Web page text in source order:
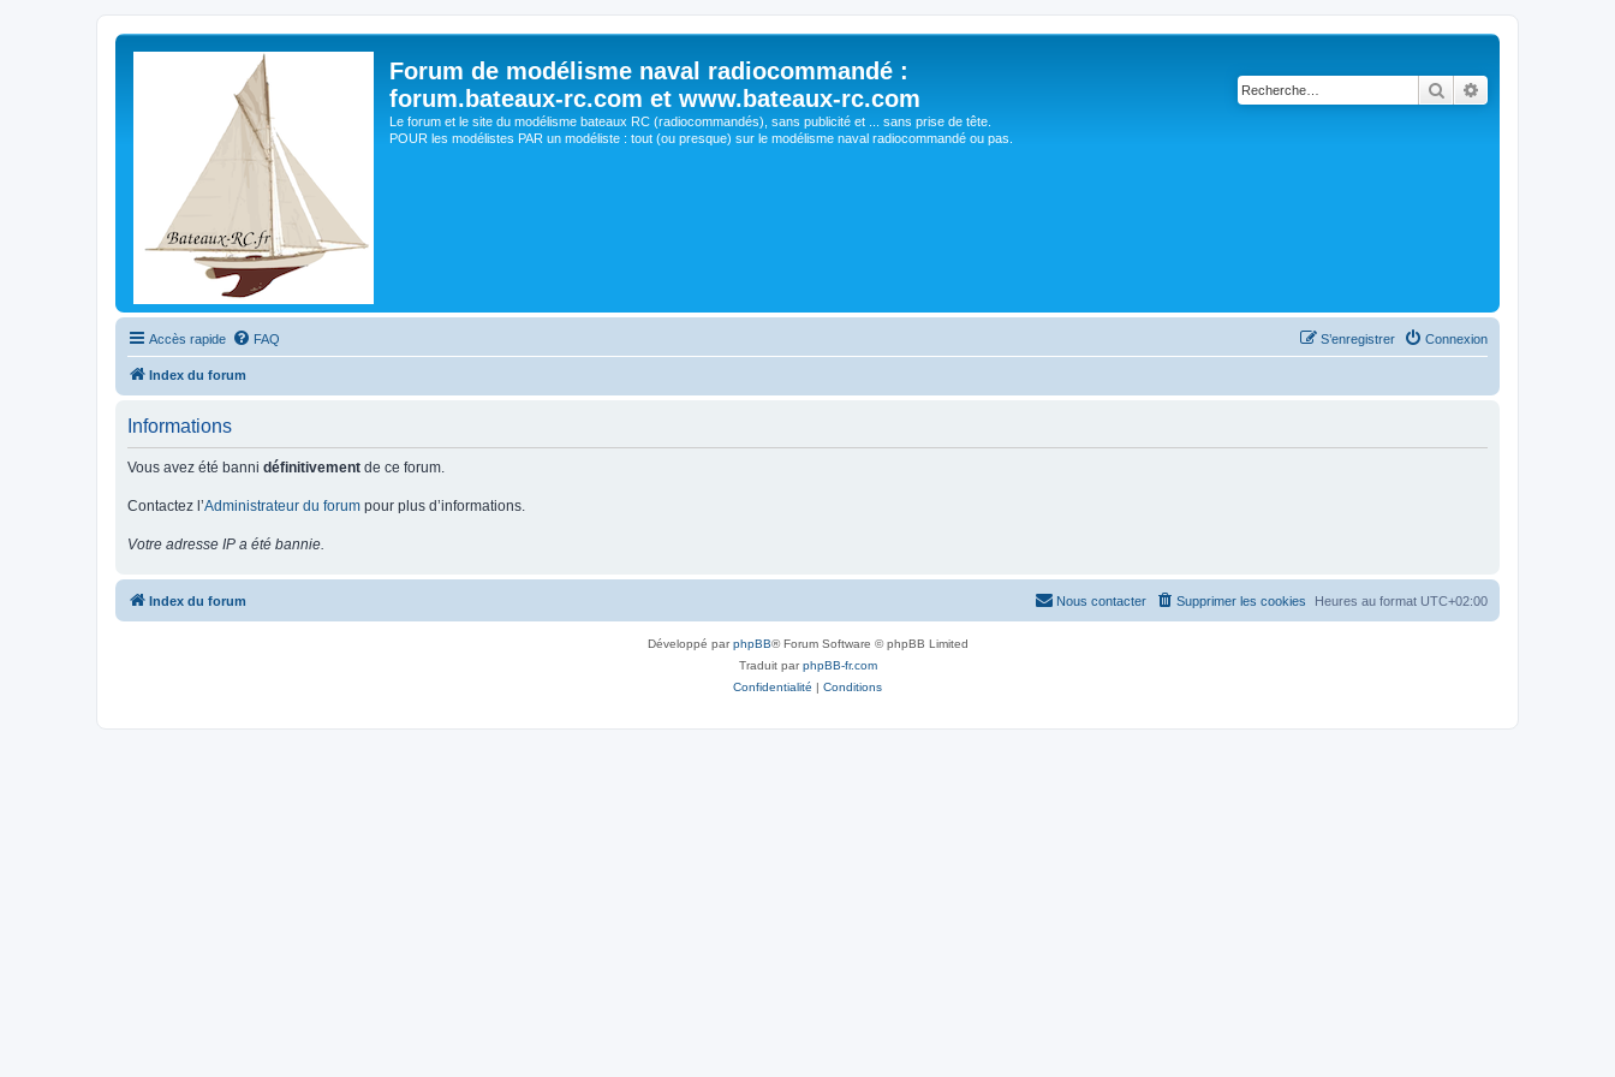
Forum de modélisme naval radiocommandé :
forum.bateaux-rc.com et www.bateaux-rc.com
Le forum et le site du modélisme bateaux RC (radiocommandés), sans publicité et ... sans prise de tête.
POUR les modélistes PAR un modéliste : tout (ou presque) sur le modélisme naval radiocommandé ou pas.
Rechercher
Accès rapide FAQ Connexion
S’enregistrer
Index du forum
Informations
Vous avez été banni définitivement de ce forum.
Contactez l’Administrateur du forum pour plus d’informations.
Votre adresse IP a été bannie.
Index du forum Heures au format UTC+02:00
Supprimer les cookies
Nous contacter
Développé parphpBB® Forum Software © phpBB Limited
Traduit parphpBB-fr.com
Confidentialité | Conditions